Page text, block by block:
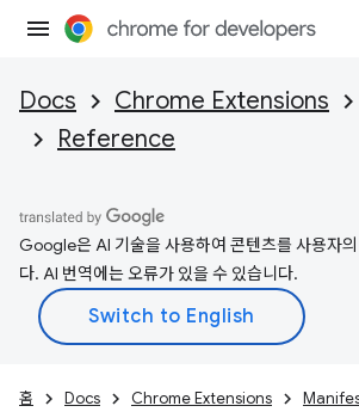
Docs Chrome Extensions
Reference
Google은 AI 기술을 사용하여 콘텐츠를 사용자
다. AI 번역에는 오류가 있을 수 있습니다.
홈 Docs Chrome Extensions